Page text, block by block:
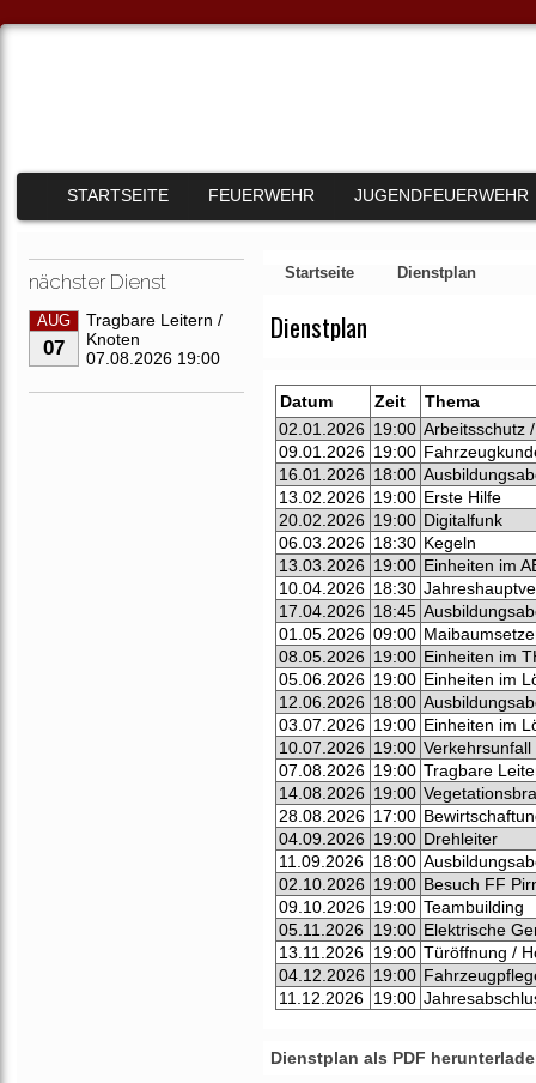
STARTSEITE FEUERWEHR JUGENDFEUERWEHR
nächster Dienst
AUG
07
Tragbare Leitern /
Knoten
07.08.2026 19:00
Startseite Dienstplan
Dienstplan
Datum Zeit
Thema
02.01.2026 19:00 Arbeitsschutz
09.01.2026 19:00
16.01.2026 18:00
13.02.2026 19:00 Erste Hilfe
20.02.2026 19:00 Digitalfunk
06.03.2026 18:30 Kegeln
13.03.2026 19:00 Einheiten im
10.04.2026 18:30
17.04.2026 18:45
01.05.2026 09:00
08.05.2026 19:00 Einheiten im
05.06.2026 19:00 Einheiten im
12.06.2026 18:00
03.07.2026 19:00 Einheiten im
10.07.2026 19:00 Verkehrsunfall
07.08.2026 19:00 Tragbare
14.08.2026 19:00
28.08.2026 17:00
04.09.2026 19:00 Drehleiter
11.09.2026 18:00
02.10.2026 19:00 Besuch FF
09.10.2026 19:00 Teambuilding
05.11.2026
19:00 Elektrische
13.11.2026 19:00 Türöffnung /
04.12.2026 19:00
11.12.2026 19:00
Dienstplan als PDF